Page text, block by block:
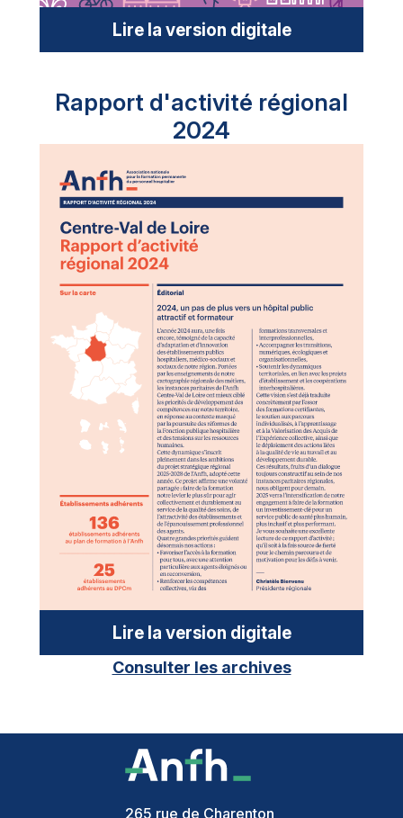
Lire la version digitale
Rapport d'activité régional
2024
Lire la version digitale
Consulter les archives
265 rue de Charenton